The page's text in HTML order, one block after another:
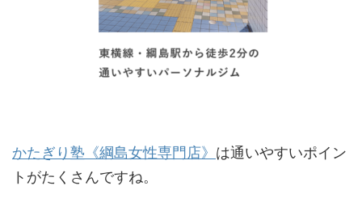
かたぎり塾《綱島女性専門店》 は通いやすいポイン
トがたくさんですね。